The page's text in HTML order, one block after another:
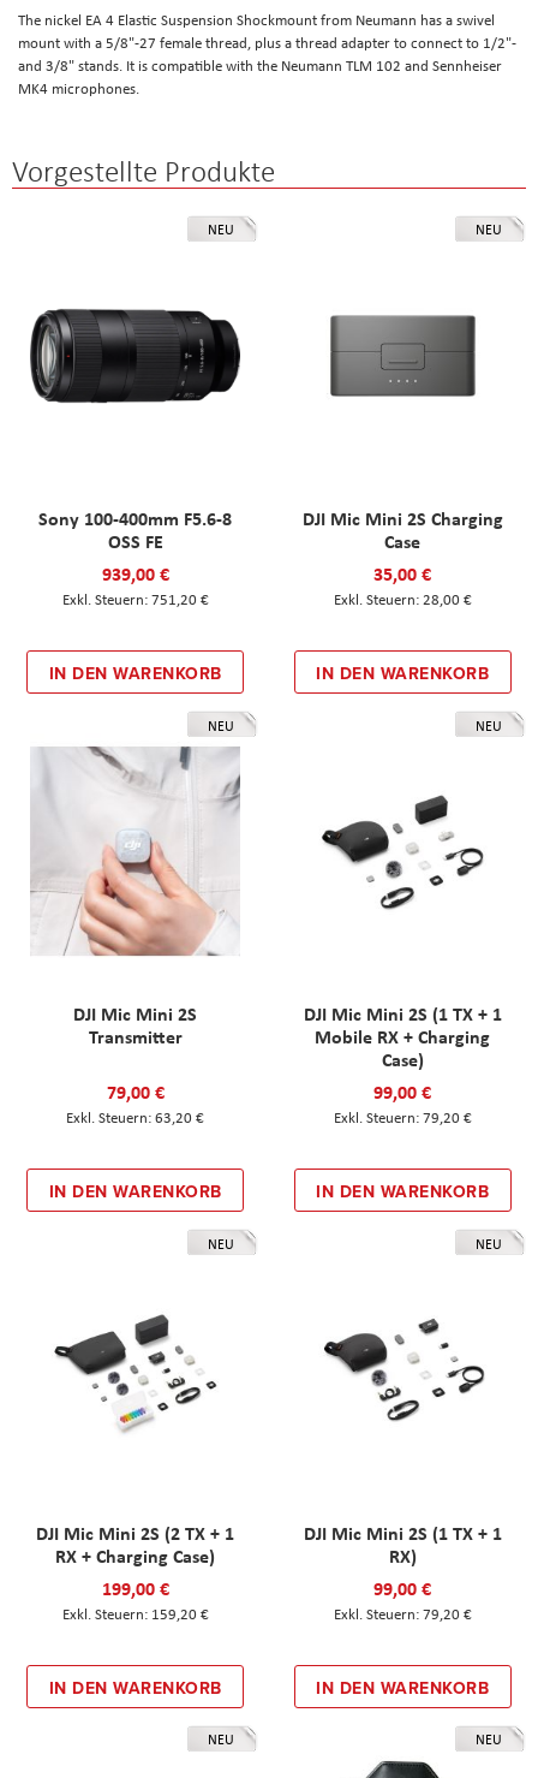
The nickel EA 4 Elastic Suspension Shockmount from Neumann has a swivel
mount with a 5/8"-27 female thread, plus a thread adapter to connect to 1/2"-
and 3/8" stands. It is compatible with the Neumann TLM 102 and Sennheiser
MK4 microphones.
Vorgestellte Produkte
NEU
Sony 100-400mm F5.6-8
OSS FE
939,00 €
751,20 €
IN DEN WARENKORB
NEU
DJI Mic Mini 2S Charging
Case
35,00 €
28,00 €
IN DEN WARENKORB
NEU
DJI Mic Mini 2S
Transmitter
79,00 €
63,20 €
IN DEN WARENKORB
NEU
DJI Mic Mini 2S (1 TX + 1
Mobile RX + Charging
Case)
99,00 €
79,20 €
IN DEN WARENKORB
NEU
DJI Mic Mini 2S (2 TX + 1
RX + Charging Case)
199,00 €
159,20 €
IN DEN WARENKORB
NEU
DJI Mic Mini 2S (1 TX + 1
RX)
99,00 €
79,20 €
IN DEN WARENKORB
NEU NEU